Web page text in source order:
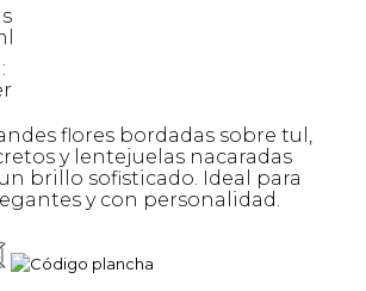
flores bordadas sobre tul,
y lentejuelas nacaradas
brillo sofisticado. Ideal para
y con personalidad.